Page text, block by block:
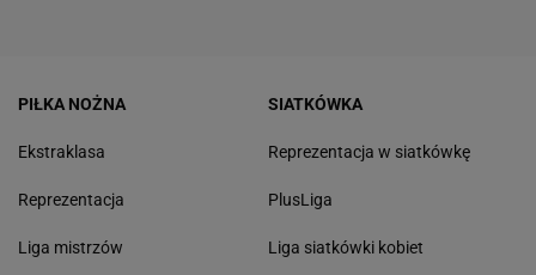
PIŁKA NOŻNA
Ekstraklasa
Reprezentacja
Liga mistrzów
SIATKÓWKA
Reprezentacja w siatkówkę
PlusLiga
Liga siatkówki kobiet